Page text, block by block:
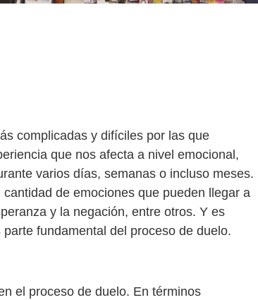
complicadas y difíciles por las que
que nos afecta a nivel emocional,
varios días, semanas o incluso meses.
de emociones que pueden llegar a
y la negación, entre otros. Y es
fundamental del proceso de duelo.
el proceso de duelo. En términos